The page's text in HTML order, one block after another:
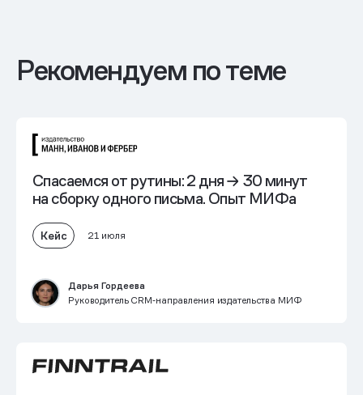
Рекомендуем по теме
Спасаемся от рутины:2 дня → 30 минут
на сборку одного письма. Опыт МИФа
Кейс 21 июля
Дарья Гордеева
Руководитель CRM‑направления издательства МИФ